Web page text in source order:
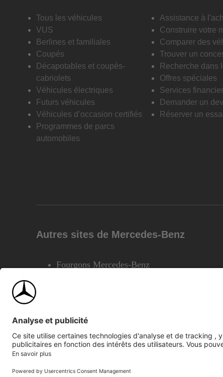
Tous les véhicules
VUS
Berlines et familiales
Coupés
Décapotables et coupés-
cabriolets
Véhicules électriques
Futurs véhicules
Véhicules d’occasion certifiés
Programmes de parcs
automobiles
Assistance à
Construire votre
Comparer des
Trouver un
Recherche dans
Offres spéciales
Services
Demander un
Réserver un
Autres sites de Mercedes-Benz
Fourgons Mercedes-Benz
©2026 Mercedes-Benz Canada Inc.